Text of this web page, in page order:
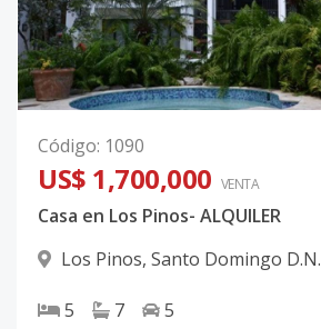
Código: 1090
US$ 1,700,000 VENTA
Casa en Los Pinos- ALQUILER
Los Pinos, Santo Domingo D.N.
5 7 5